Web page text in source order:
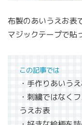
布製のあいうえお表
マジックテープで貼
この記事では
・手作りあいう
・刺繍ではなく
うえお表